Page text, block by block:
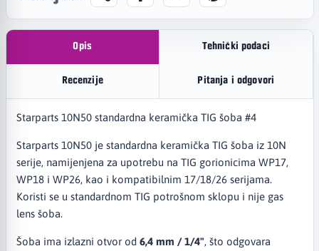
Opis Tehnički podaci
Recenzije Pitanja i odgovori
Starparts 10N50 standardna keramička TIG šoba #4
Starparts 10N50 je standardna keramička TIG šoba iz 10N
serije, namijenjena za upotrebu na TIG gorionicima WP17,
WP18 i WP26, kao i kompatibilnim 17/18/26 serijama.
Koristi se u standardnom TIG potrošnom sklopu i nije gas
lens šoba.
Šoba ima izlazni otvor od 6,4 mm / 1/4", što odgovara